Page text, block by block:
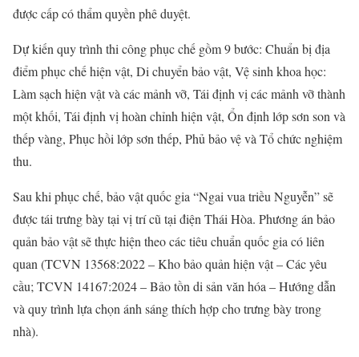
được cấp có thẩm quyền phê duyệt.
Dự kiến quy trình thi công phục chế gồm 9 bước: Chuẩn bị địa
điểm phục chế hiện vật, Di chuyển bảo vật, Vệ sinh khoa học:
Làm sạch hiện vật và các mảnh vỡ, Tái định vị các mảnh vỡ thành
một khối, Tái định vị hoàn chỉnh hiện vật, Ổn định lớp sơn son và
thếp vàng, Phục hồi lớp sơn thếp, Phủ bảo vệ và Tổ chức nghiệm
thu.
Sau khi phục chế, bảo vật quốc gia “Ngai vua triều Nguyễn” sẽ
được tái trưng bày tại vị trí cũ tại điện Thái Hòa. Phương án bảo
quản bảo vật sẽ thực hiện theo các tiêu chuẩn quốc gia có liên
quan (TCVN 13568:2022 – Kho bảo quản hiện vật – Các yêu
cầu; TCVN 14167:2024 – Bảo tồn di sản văn hóa – Hướng dẫn
và quy trình lựa chọn ánh sáng thích hợp cho trưng bày trong
nhà).